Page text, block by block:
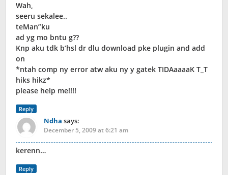
Wah,
seeru sekalee..
teMan”ku
ad yg mo bntu g??
Knp aku tdk b’hsl dr dlu download pke plugin and add
on
*ntah comp ny error atw aku ny y gatek TIDAaaaaK T_T
hiks hikz*
please help me!!!!
Reply
Ndha says:
December 5, 2009 at 6:21 am
kerenn…
Reply